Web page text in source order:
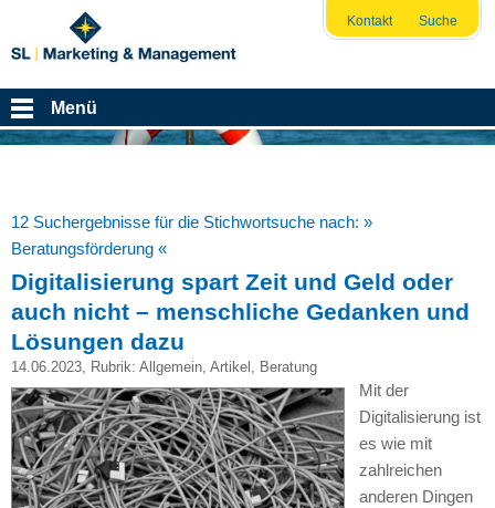
Kontakt Suche
Menü
12 Suchergebnisse für die Stichwortsuche nach: »
Beratungsförderung «
Digitalisierung spart Zeit und Geld oder
auch nicht – menschliche Gedanken und
Lösungen dazu
14.06.2023, Rubrik: Allgemein, Artikel , Beratung
Mit der
Digitalisierung ist
es wie mit
zahlreichen
anderen Dingen